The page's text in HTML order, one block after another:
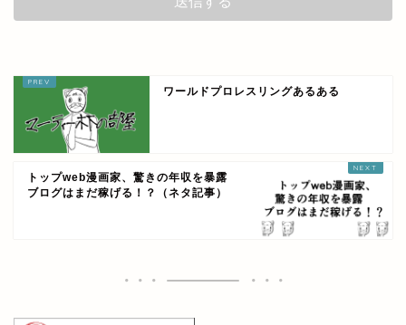
ワールドプロレスリングあるある
トップweb漫画家、驚きの年収を暴露
ブログはまだ稼げる！？（ネタ記事）